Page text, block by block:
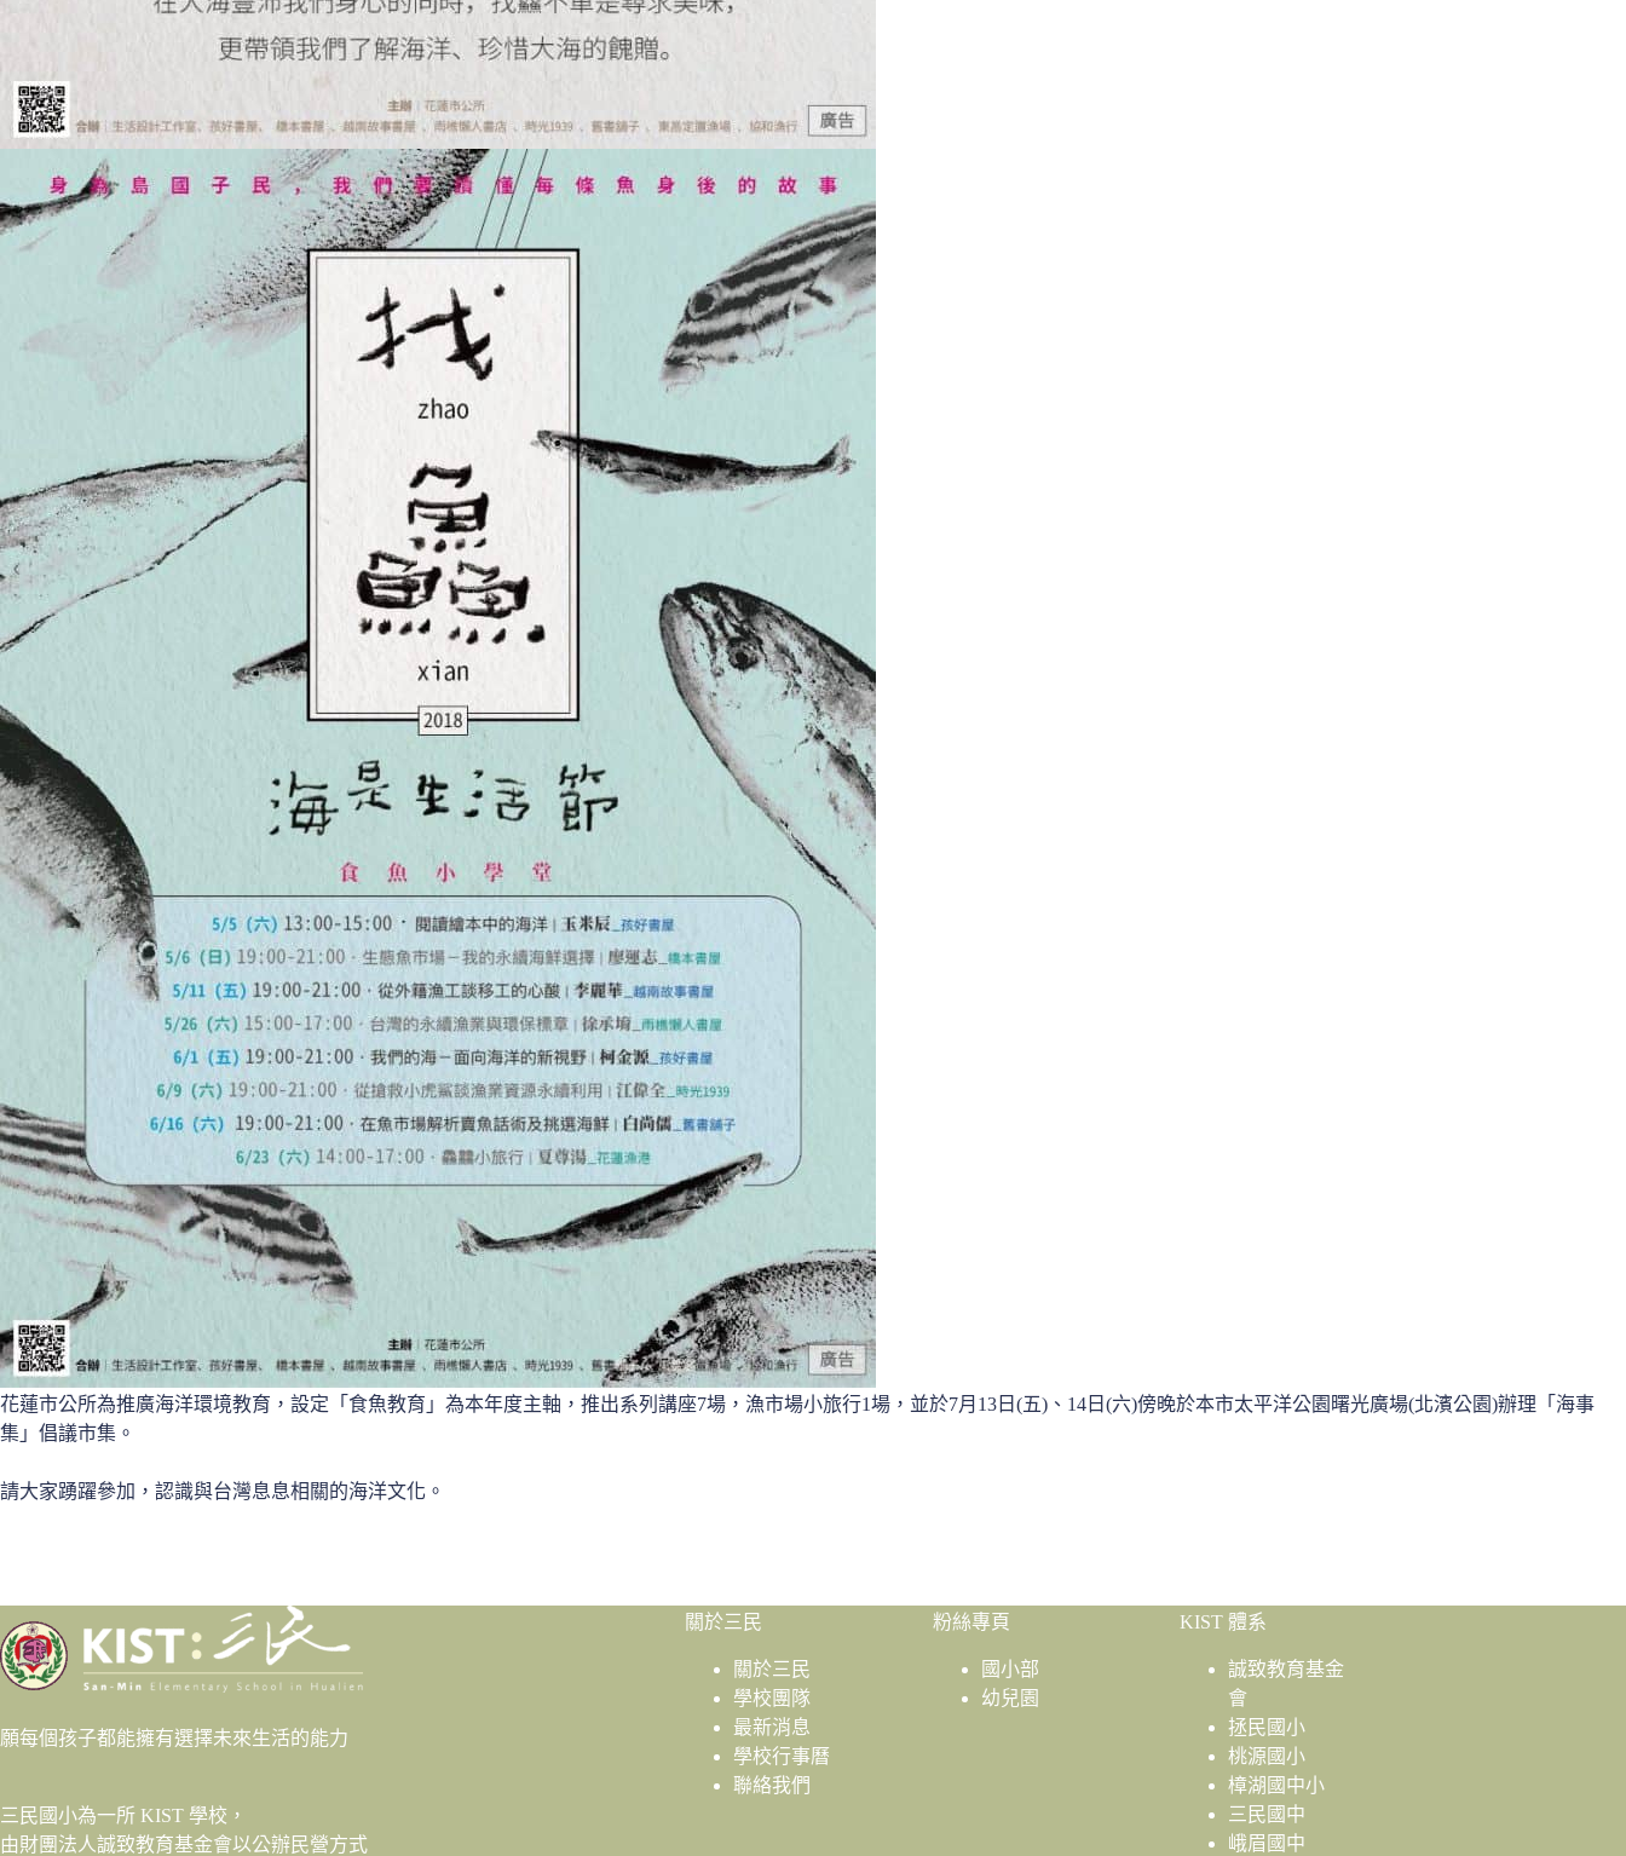
花蓮市公所為推廣海洋環境教育，設定「食魚教育」為本年度主軸，推出系列講座7場，漁市場小旅行1場，並於7月13日(五)、14日(六)傍晚於本市太平洋公園曙光廣場(北濱公園)辦理「海事
集」倡議市集。
請大家踴躍參加，認識與台灣息息相關的海洋文化。
願每個孩子都能擁有選擇未來生活的能力
三民國小為一所 KIST 學校，
由財團法人誠致教育基金會以公辦民營方式
關於三民
關於三民
學校團隊
最新消息
學校行事曆
聯絡我們
粉絲專頁
國小部
幼兒園
KIST 體系
誠致教育基金
會
拯民國小
桃源國小
樟湖國中小
三民國中
峨眉國中